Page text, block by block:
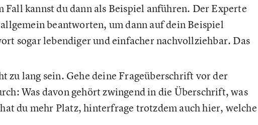
kannst du dann als Beispiel anführen. Der Experte
beantworten, um dann auf dein Beispiel
sogar lebendiger und einfacher nachvollziehbar. Das
zu lang sein. Gehe deine Frageüberschrift vor der
Was davon gehört zwingend in die Überschrift, was
du mehr Platz, hinterfrage trotzdem auch hier, welche